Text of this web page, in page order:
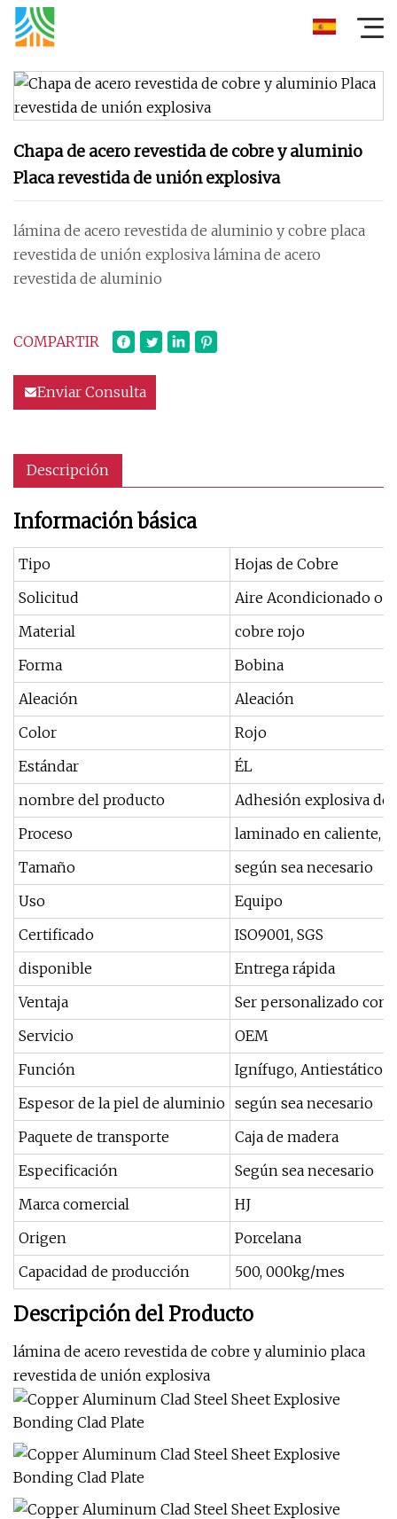
Chapa de acero revestida de cobre y aluminio
Placa revestida de unión explosiva
lámina de acero revestida de aluminio y cobre placa
revestida de unión explosiva lámina de acero
revestida de aluminio
COMPARTIR
Enviar Consulta
Descripción
Información básica
Tipo
Hojas de Cobre
Solicitud
Aire Acondicionado o
Material
cobre rojo
Forma
Bobina
Aleación
Aleación
Color
Rojo
Estándar
ÉL
nombre del producto
Adhesión explosiva de
Proceso
laminado en caliente,
Tamaño
según sea necesario
Uso
Equipo
Certificado
ISO9001, SGS
disponible
Entrega rápida
Ventaja
Ser personalizado con
Servicio
OEM
Función
Ignífugo, Antiestático
Espesor de la piel de aluminio según sea necesario
Paquete de transporte
Caja de madera
Especificación
Según sea necesario
Marca comercial
HJ
Origen
Porcelana
Capacidad de producción
500, 000kg/mes
Descripción del Producto
lámina de acero revestida de cobre y aluminio placa
revestida de unión explosiva